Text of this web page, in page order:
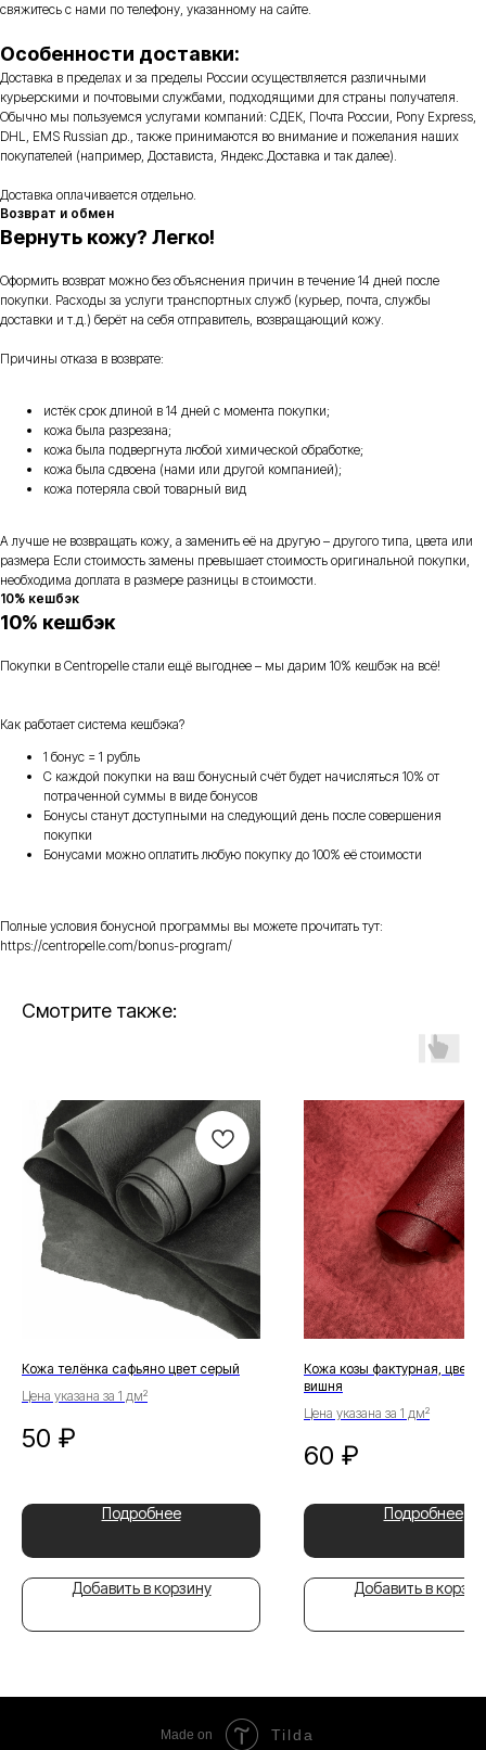
свяжитесь с нами по телефону, указанному на сайте.
Особенности доставки:
Доставка в пределах и за пределы России осуществляется различными
курьерскими и почтовыми службами, подходящими для страны получателя.
Обычно мы пользуемся услугами компаний: СДЕК, Почта России, Pony Express,
DHL, EMS Russian др., также принимаются во внимание и пожелания наших
покупателей (например, Достависта, Яндекс.Доставка и так далее).
Доставка оплачивается отдельно.
Возврат и обмен
Вернуть кожу? Легко!
Оформить возврат можно без объяснения причин в течение 14 дней после
покупки. Расходы за услуги транспортных служб (курьер, почта, службы
доставки и т.д.) берёт на себя отправитель, возвращающий кожу.
Причины отказа в возврате:
истёк срок длиной в 14 дней с момента покупки;
кожа была разрезана;
кожа была подвергнута любой химической обработке;
кожа была сдвоена (нами или другой компанией);
кожа потеряла свой товарный вид
А лучше не возвращать кожу, а заменить её на другую – другого типа, цвета или
размера Если стоимость замены превышает стоимость оригинальной покупки,
необходима доплата в размере разницы в стоимости.
10% кешбэк
10% кешбэк
Покупки в Centropelle стали ещё выгоднее – мы дарим 10% кешбэк на всё!
Как работает система кешбэка?
1 бонус = 1 рубль
С каждой покупки на ваш бонусный счёт будет начисляться 10% от
потраченной суммы в виде бонусов
Бонусы станут доступными на следующий день после совершения
покупки
Бонусами можно оплатить любую покупку до 100% её стоимости
Полные условия бонусной программы вы можете прочитать тут:
https://centropelle.com/bonus-program/
Смотрите также:
Кожа телёнка сафьяно цвет серый
Цена указана за 1 дм²
50 ₽
Подробнее
Добавить в корзину
Кожа козы фактурная, цвет
вишня
Цена указана за 1 дм²
60 ₽
Подробнее
Добавить в
Made on Tilda